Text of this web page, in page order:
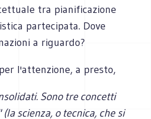
tra pianificazione
partecipata. Dove
a riguardo?
l'attenzione, a presto,
Sono tre concetti
scienza, o tecnica, che si